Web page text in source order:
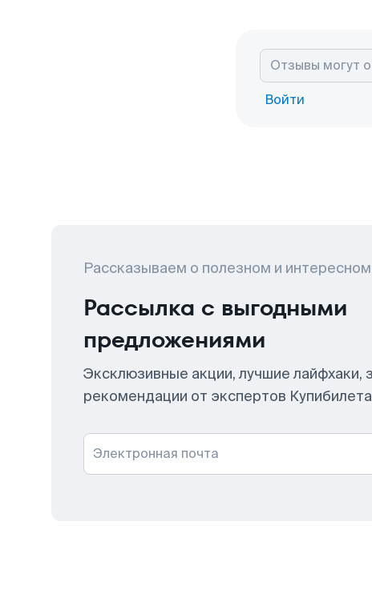
Войти
Рассказываем о полезном и интересном
Рассылка с выгодными
предложениями
Эксклюзивные акции, лучшие лайфхаки,
рекомендации от экспертов Купибилета
Электронная почта